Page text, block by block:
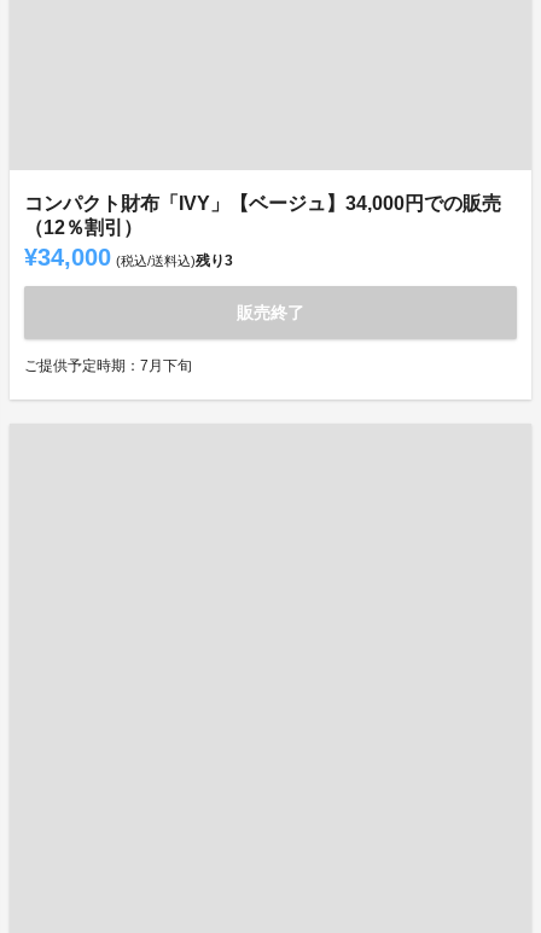
コンパクト財布「IVY」【ベージュ】34,000円での販売
（12％割引）
¥34,000 (税込/送料込)残り3
販売終了
ご提供予定時期：7月下旬